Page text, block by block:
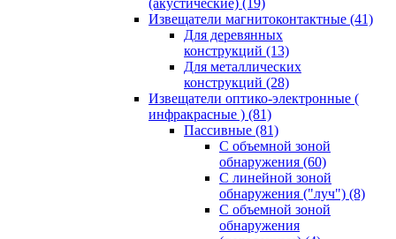
(акустические) (19)
Извещатели магнитоконтактные (41)
Для деревянных
конструкций (13)
Для металлических
конструкций (28)
Извещатели оптико-электронные (
инфракрасные ) (81)
Пассивные (81)
С объемной зоной
обнаружения (60)
С линейной зоной
обнаружения ("луч") (8)
С объемной зоной
обнаружения